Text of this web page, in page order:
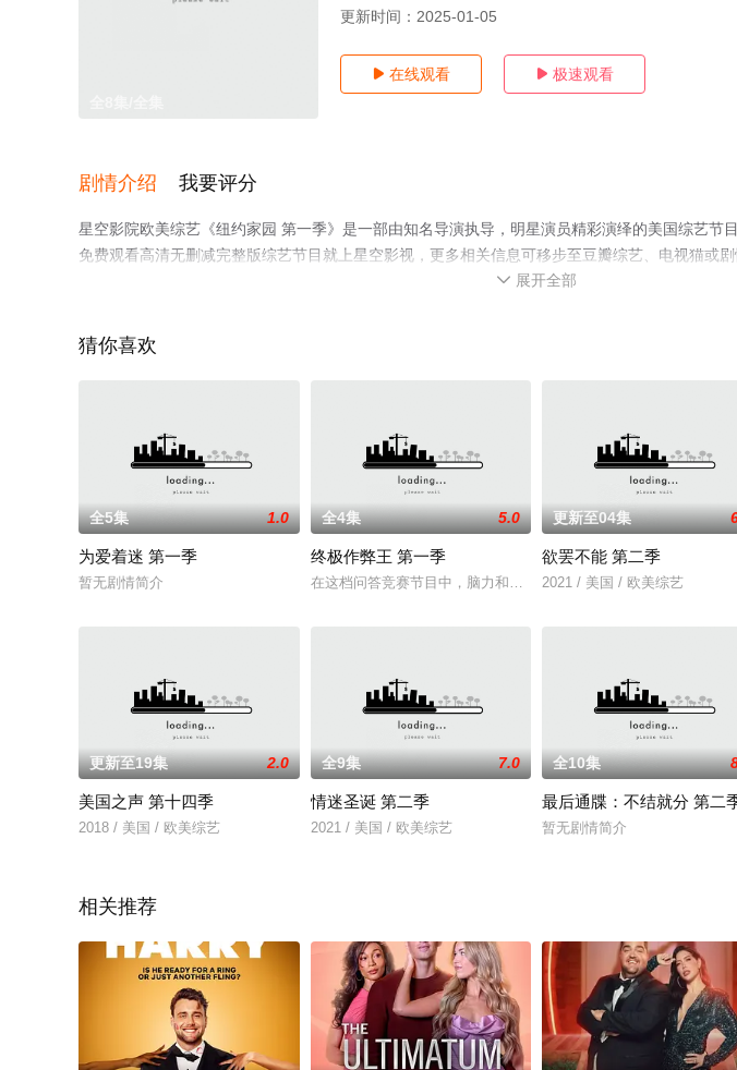
更新时间： 2025-01-05
 在线观看  极速观看
剧情介绍 我要评分
星空影院欧美综艺《纽约家园 第一季》是一部由知名导演执导，明星演员精彩演绎的美国综艺节
免费观看高清无删减完整版综艺节目就上星空影视，更多相关信息可移步至豆瓣综艺、电视猫或剧
 展开全部
猜你喜欢
全5集 1.0
为爱着迷 第一季
暂无剧情简介
全4集 5.0
终极作弊王 第一季
在这档问答竞赛节目中，脑力和骗术同等重要，因为它希望并且鼓
更新至04集
欲罢不能 第二季
2021 / 美国 / 欧美综艺
更新至19集 2.0
美国之声 第十四季
2018 / 美国 / 欧美综艺
全9集 7.0
情迷圣诞 第二季
2021 / 美国 / 欧美综艺
全10集
最后通牒：不结就分 第二
暂无剧情简介
相关推荐